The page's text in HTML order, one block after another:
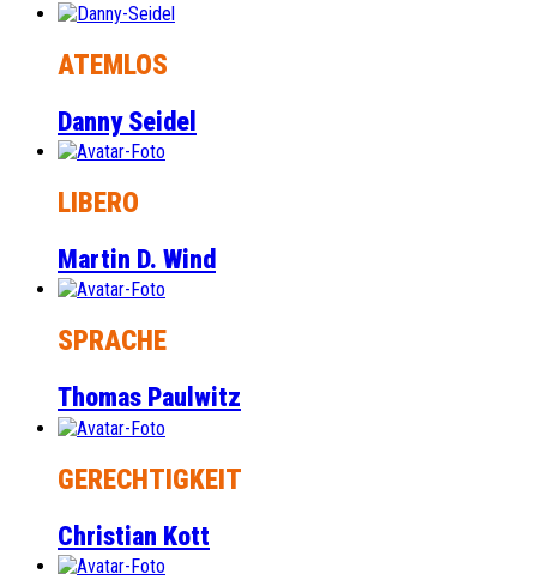
ATEMLOS
Danny Seidel
LIBERO
Martin D. Wind
SPRACHE
Thomas Paulwitz
GERECHTIGKEIT
Christian Kott